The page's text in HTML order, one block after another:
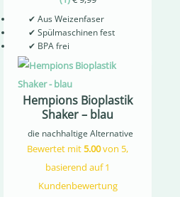
✔ Aus Weizenfaser
✔ Spülmaschinen fest
✔ BPA frei
Hempions Bioplastik
Shaker – blau
die nachhaltige Alternative
Bewertet mit5.00von 5,
basierend auf1
Kundenbewertung